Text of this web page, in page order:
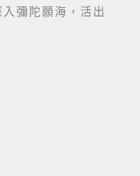
彌陀願海，活出